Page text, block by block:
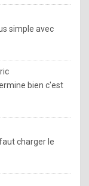
simple avec
bien c'est
charger le